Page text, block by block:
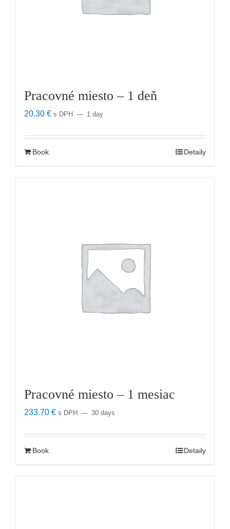
Pracovné miesto – 1 deň
20.30 € s DPH 1 day
Book Detaily
Pracovné miesto – 1 mesiac
233.70 € s DPH 30 days
Book Detaily